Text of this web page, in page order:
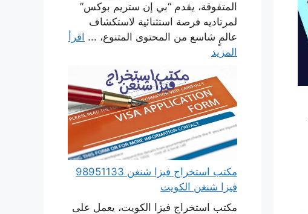
المتفوقة، يقدم “بي إن ستريم بوكس”
لمرتاديه فرصة استثنائية لاستكشاف
عالمٍ شاسع من المحتوى المتنوع، ... اقرأ
المزيد
مكتب استخراج فيزا شنغن 98951133
فيزا شنغن الكويت
مكتب استخراج فيزا الكويت، يعمل على